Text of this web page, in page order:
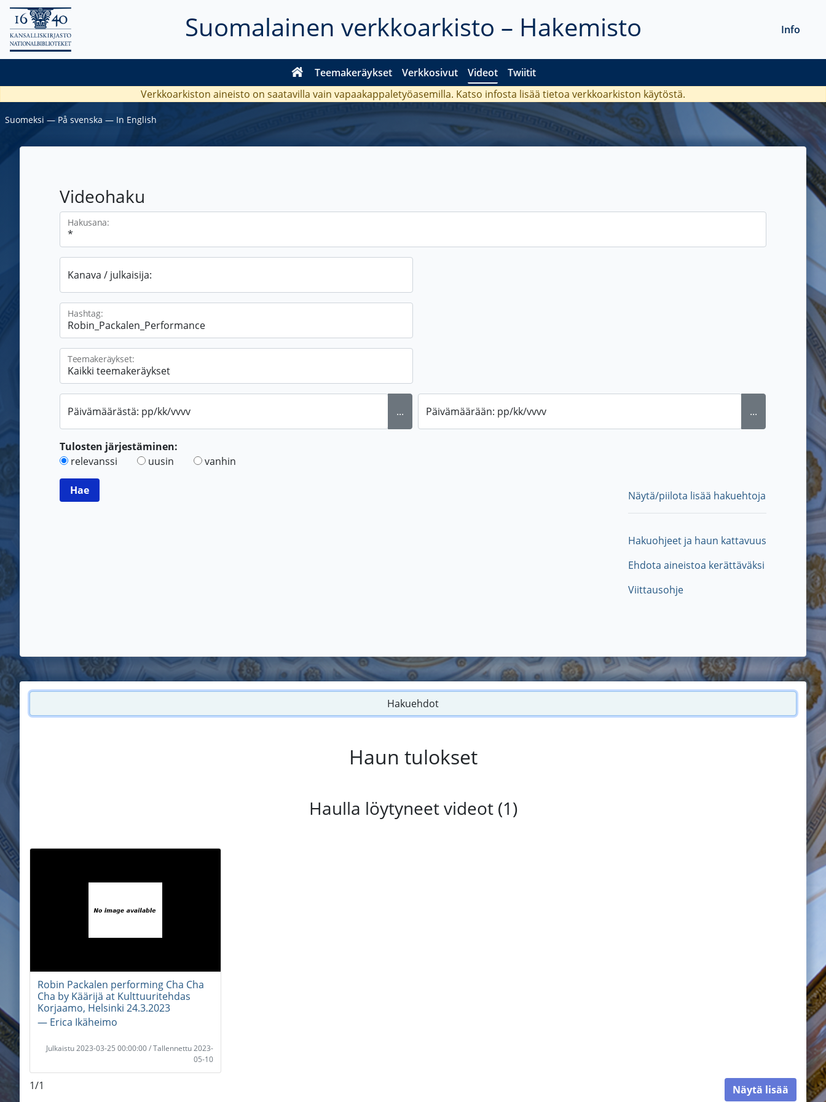
Suomalainen verkkoarkisto – Hakemisto
Teemakeräykset Verkkosivut Videot Twiitit
Info
Verkkoarkiston aineisto on saatavilla vain vapaakappaletyöasemilla. Katso infosta lisää tietoa verkkoarkiston käytöstä.
Suomeksi ― På svenska ― In English
Videohaku
Hakusana:
Kanava / julkaisija:
Hashtag:
Teemakeräykset:
Päivämäärästä: pp/kk/vvvv ... Päivämäärään: pp/kk/vvvv ...
Tulosten järjestäminen:
relevanssi
uusin vanhin
Näytä/piilota lisää hakuehtoja
Hakuohjeet ja haun kattavuus
Ehdota aineistoa kerättäväksi
Viittausohje
Hakuehdot
Haun tulokset
Haulla löytyneet videot (1)
Robin Packalen performing Cha Cha
Cha by Käärijä at Kulttuuritehdas
Korjaamo, Helsinki 24.3.2023
― Erica Ikäheimo
Julkaistu 2023-03-25 00:00:00 / Tallennettu 2023-
05-10
1/1 Näytä lisää